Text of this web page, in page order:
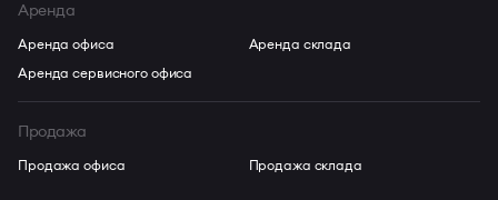
Аренда
Аренда офиса
Аренда сервисного офиса
Аренда склада
Продажа
Продажа офиса Продажа склада